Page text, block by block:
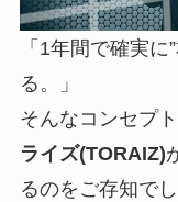
「1年間で確実
る。」
そんなコンセプ
ライズ(TORAIZ)
るのをご存知で